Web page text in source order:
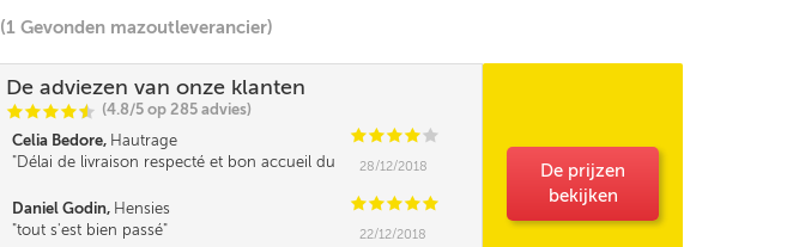
(1 Gevonden mazoutleverancier)
De adviezen van onze klanten
CCCCi
@ (4.8/5 op 285 advies)
Celia Bedore, Hautrage CCCC C
Délai de livraison respecté et bon accueil du
28/12/2018
Daniel Godin, Hensies CCCCC
tout s'est bien passé
22/12/2018
De prijzen
bekijken